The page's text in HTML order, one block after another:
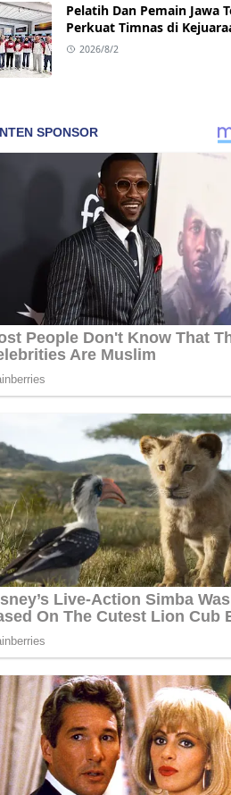
Pelatih Dan Pemain Jawa
Perkuat Timnas di
takraw Internasional
2026/8/2